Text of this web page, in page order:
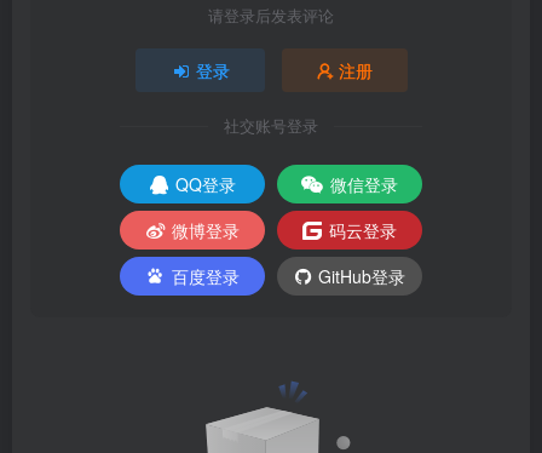
请登录后发表评论
登录 注册
社交账号登录
QQ登录
微信登录
微博登录
码云登录
百度登录
GitHub登录